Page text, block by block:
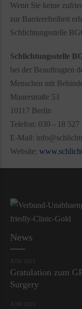
Wenn Sie keine
zur Barrierefreiheit
Schlichtungsstelle
Schlichtungsstelle
bei der Beauftragten
Menschen mit
Mauerstraße 53
10117 Berlin
Telefon: 030 – 18 527
E-Mail:
Website:
News
JUNI 2025
Gratulation zum
Surgery
JUNI 2025